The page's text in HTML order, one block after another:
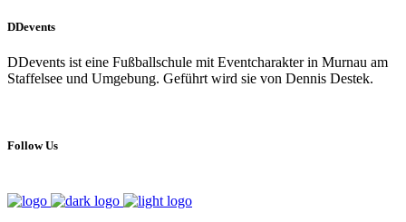
DDevents
DDevents ist eine Fußballschule mit Eventcharakter in Murnau am
Staffelsee und Umgebung. Geführt wird sie von Dennis Destek.
Follow Us